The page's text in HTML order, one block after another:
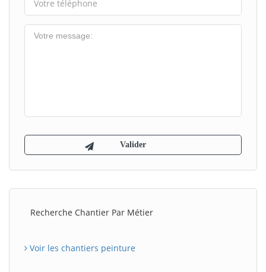
Recherche Chantier Par Métier
Voir les chantiers peinture